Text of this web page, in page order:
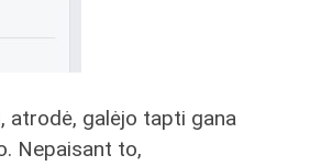
atrodė, galėjo tapti gana
Nepaisant to,